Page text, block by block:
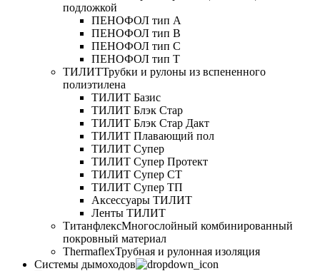
подложкой
ПЕНОФОЛ тип А
ПЕНОФОЛ тип B
ПЕНОФОЛ тип C
ПЕНОФОЛ тип T
ТИЛИТТрубки и рулоны из вспененного
полиэтилена
ТИЛИТ Базис
ТИЛИТ Блэк Стар
ТИЛИТ Блэк Стар Дакт
ТИЛИТ Плавающий пол
ТИЛИТ Супер
ТИЛИТ Супер Протект
ТИЛИТ Супер СТ
ТИЛИТ Супер ТП
Аксессуары ТИЛИТ
Ленты ТИЛИТ
ТитанфлексМногослойный комбинированный
покровный материал
ThermaflexТрубная и рулонная изоляция
Cистемы дымоходов